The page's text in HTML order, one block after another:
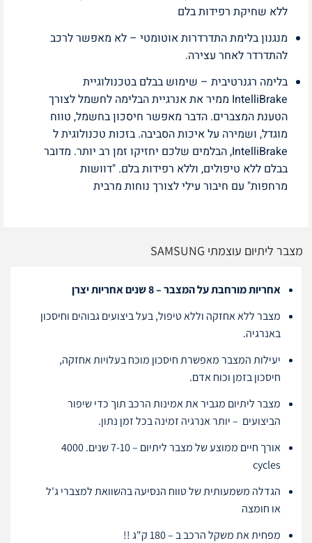
ללא שחיקת רפידות בלם
מנגנון בלימת התדרדרות אוטומטי – לא מאפשר לרכב
להתדרדר לאחר עצירה.
בלימה רגנרטיבית – שימוש בבלם בטכנולוגיית
IntelliBrake ממיר את אנרגיית הבלימה לחשמל לצורך
הטענת המצברים. הדבר מאפשר חיסכון בחשמל, טווח
מוגדל, ושמירה על איכות הסביבה. בזכות טכנולוגית ל
IntelliBrake, הבלמים שלכם יחזיקו זמן רב יותר. מדובר
בבלם ללא טיפולים, וללא רפידות בלם. "דוושות
מרחפות" עם חיבור עילי לצורך נוחות מרבית
מצבר ליתיום עוצמתי SAMSUNG
אחריות מורחבת על המצבר – 8 שנים אחריות יצרן
מצבר ללא אחזקה וללא טיפול, בעל ביצועים גבוהים וחיסכון
באנרגיה.
יעילות המצבר מאפשרת חיסכון מוכח בעלויות אחזקה,
חיסכון בזמן וכוח אדם.
מצבר ליתיום מגביר את אמינות הרכב תוך כדי שיפור
הביצועים – יותר אנרגיה זמינה בכל זמן נתון.
אורך חיים ממוצע של מצבר ליתיום – 7-10 שנים. 4000
cycles
הגדלה משמעותית של טווח הנסיעה בהשוואת למצברי ג'ל
או חומצה
מפחית את משקל הרכב ב – 180 ק"ג !!